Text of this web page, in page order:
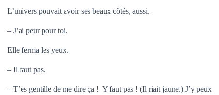
L’univers pouvait avoir ses beaux côtés, aussi.
– J’ai peur pour toi.
Elle ferma les yeux.
– Il faut pas.
– T’es gentille de me dire ça ! Y faut pas ! (Il riait jaune.) J’y peux